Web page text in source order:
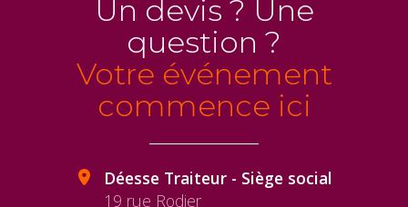
Un devis ? Une
question ?
Votre événement
commence ici
Déesse Traiteur - Siège social
19 rue Rodier